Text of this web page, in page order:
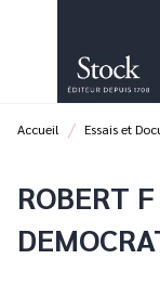
PIED DE PAGE
Accueil / Essais et
ROBERT